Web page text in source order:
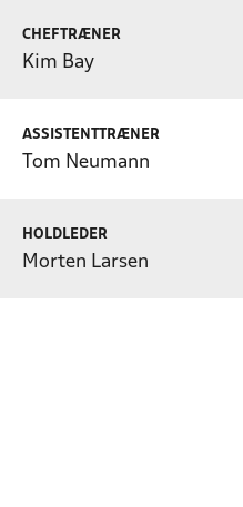
CHEFTRÆNER
Kim Bay
ASSISTENTTRÆNER
Tom Neumann
HOLDLEDER
Morten Larsen